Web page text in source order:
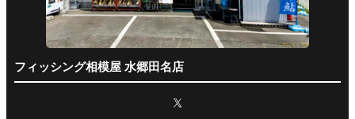
フィッシング相模屋 水郷田名店